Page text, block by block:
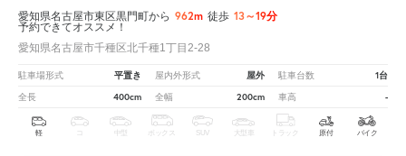
愛知県名古屋市東区黒門町から 962m 徒歩 13～19分
予約できてオススメ！
愛知県名古屋市千種区北千種1丁目2-28
駐車場形式 平置き 屋内外形式 屋外 駐車台数 1台
全長 400cm 全幅 200cm 車高 -
軽 中型 ボックス SUV 大型車 トラック 原付 バイク